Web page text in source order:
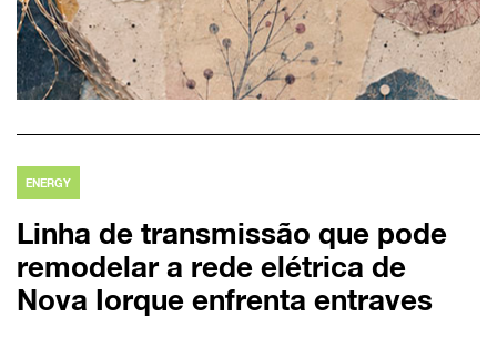
ENERGY
Linha de transmissão que pode
remodelar a rede elétrica de
Nova Iorque enfrenta entraves